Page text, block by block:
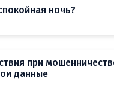
ночь?
при
данные